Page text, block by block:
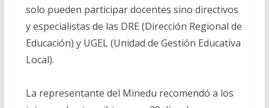
solo pueden participar docentes sino directivos
y especialistas de las DRE (Dirección Regional de
Educación) y UGEL (Unidad de Gestión Educativa
Local).
La representante del Minedu recomendó a los